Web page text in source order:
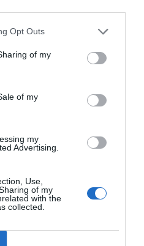
Opt Outs
of my
of my
my
Advertising.
Use,
of my
with the
collected.
Pamplona, Plasencia,
Vizcaya, Zaragoza y
que también se lleve a
últimas noticias de actualidad.